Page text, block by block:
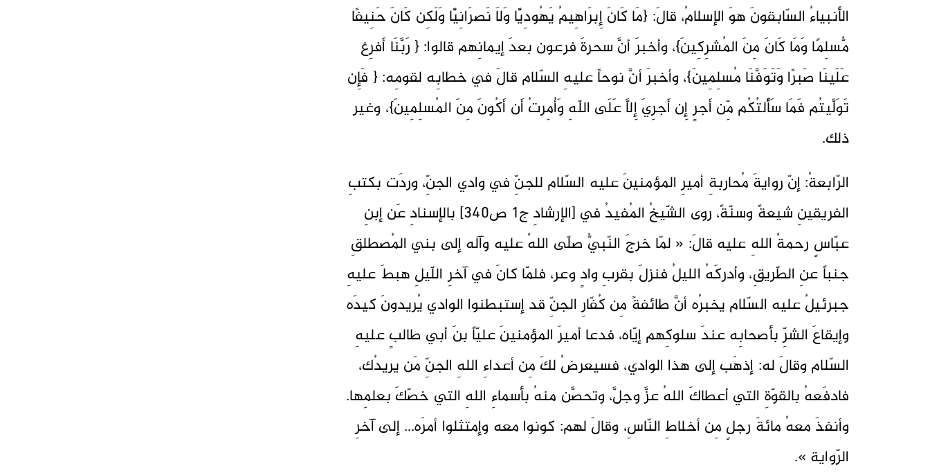
الأنبياءُ السّابقونَ هوَ الإسلامُ، قالَ: {مَا كَانَ إِبرَاهِيمُ يَهُودِيًّا وَلاَ نَصرَانِيًّا وَلَكِن كَانَ حَنِيفًا
مُّسلِمًا وَمَا كَانَ مِنَ المُشرِكِينَ}، وأخبرَ أنَّ سحرةَ فرعون بعدَ إيمانِهم قالوا: { رَبَّنَا أَفرِغ
عَلَينَا صَبرًا وَتَوَفَّنَا مُسلِمِينَ}، وأخبرَ أنَّ نوحاً عليهِ السّلام قالَ في خطابِه لقومِه: { فَإِن
تَوَلَّيتُم فَمَا سَأَلتُكُم مِّن أَجرٍ إِن أَجرِيَ إِلاَّ عَلَى اللّهِ وَأُمِرتُ أَن أَكُونَ مِنَ المُسلِمِينَ}، وغير
ذلك.
الرّابعةُ: إنّ روايةَ مُحاربةِ أميرِ المؤمنينَ عليه السّلام للجنِّ في وادي الجنِّ، وردَت بكتبِ
الفريقينِ شيعةً وسنّةً، روى الشّيخُ المُفيدُ في [الإرشادِ ج1 ص340] بالإسنادِ عَن إبنِ
عبّاسٍ رحمةُ اللهِ عليه قالَ: « لمّا خرجَ النّبيُّ صلّى اللهُ عليه وآله إلى بني المُصطلقِ
جنباً عنِ الطّريقِ، وأدركَهُ الليلُ فنزلَ بقربِ وادٍ وعر، فلمّا كانَ في آخرِ اللّيلِ هبطَ عليهِ
جبرئيلُ عليه السّلام يخبرُه أنَّ طائفةً مِن كُفّارِ الجنِّ قد إستبطنوا الوادي يُريدونَ كيدَه
وإيقاعَ الشرِّ بأصحابِه عندَ سلوكِهم إيّاه، فدعا أميرَ المؤمنينَ عليّاً بنَ أبي طالبٍ عليهِ
السّلام وقالَ له: إذهَب إلى هذا الوادي، فسيعرضُ لكَ مِن أعداءِ اللهِ الجنِّ مَن يريدُك،
فادفَعهُ بالقوّةِ التي أعطاكَ اللهُ عزَّ وجلَّ، وتحصَّن منهُ بأسماءِ اللهِ التي خصّكَ بعلمِها.
وأنفذَ معهُ مائةَ رجلٍ مِن أخلاطِ النّاسِ، وقالَ لهم: كونوا معه وإمتثلوا أمرَه... إلى آخرِ
الرّواية ».